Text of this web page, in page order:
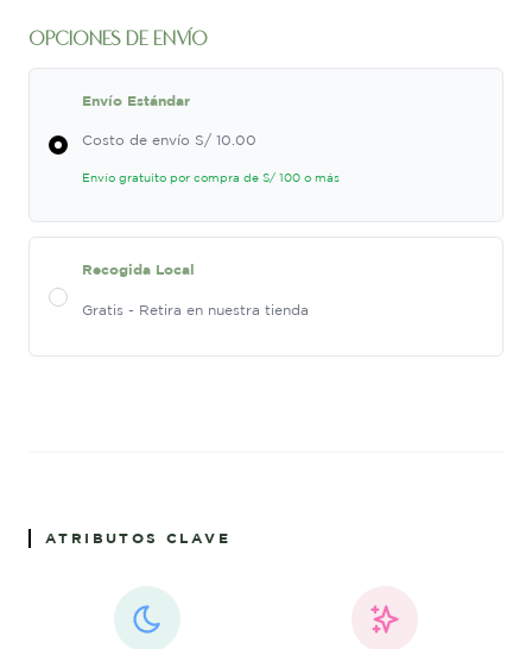
opciones de envío
Envío Estándar
Costo de envío S/ 10.00
Envío gratuito por compra de S/ 100 o más
Recogida Local
Gratis - Retira en nuestra tienda
ATRIBUTOS CLAVE